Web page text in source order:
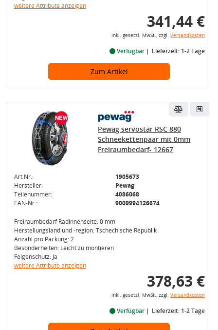
weitere Attribute anzeigen
341,44 €
inkl. gesetzl. MwSt., zzgl. Versandkosten
Verfügbar Lieferzeit: 1-2 Tage
Zum Artikel
Pewag servostar RSC 880
Schneekettenpaar mit 0mm
Freiraumbedarf- 12667
Art.Nr.:
1905673
Hersteller:
Pewag
Teilenummer:
4086068
EAN-Nr.:
9009994126674
Freiraumbedarf Radinnenseite: 0 mm
Herstellungsland und -region: Tschechische Republik
Anzahl pro Packung: 2
Besonderheiten: Leicht zu montieren
Felgenschutz: Ja
weitere Attribute anzeigen
378,63 €
inkl. gesetzl. MwSt., zzgl. Versandkosten
Verfügbar Lieferzeit: 1-2 Tage